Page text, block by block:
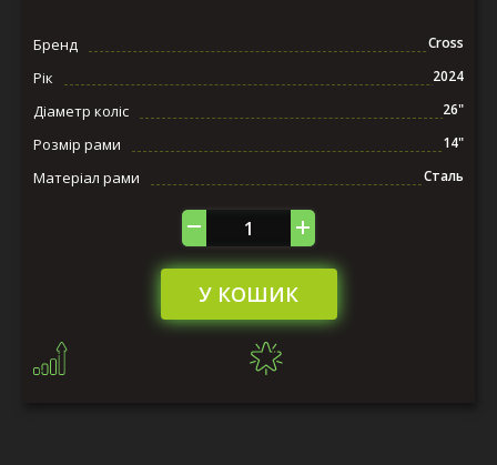
Бренд Cross
Рік 2024
Діаметр коліс 26"
Розмір рами 14"
Матеріал рами Сталь
У КОШИК